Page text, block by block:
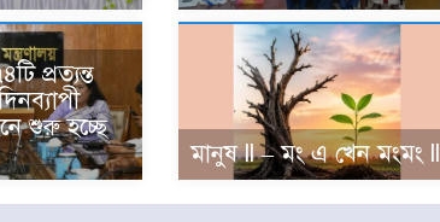
প্রত্যন্ত
শুরু হচ্ছে
মানুষ ll – মং এ খেন মংমং ll